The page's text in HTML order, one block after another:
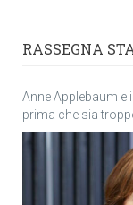
RASSEGNA
Anne Applebaum e
prima che sia